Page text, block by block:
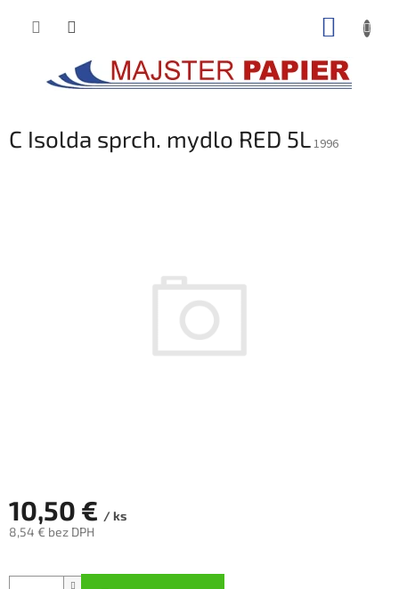
C Isolda sprch. mydlo RED 5L1996
10,50 € / ks
8,54 € bez DPH
cena: